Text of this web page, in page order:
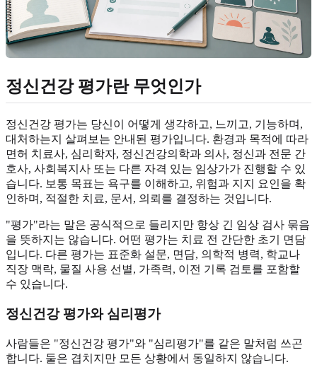
정신건강 평가란 무엇인가
정신건강 평가는 당신이 어떻게 생각하고, 느끼고, 기능하며,
대처하는지 살펴보는 안내된 평가입니다. 환경과 목적에 따라
면허 치료사, 심리학자, 정신건강의학과 의사, 정신과 전문 간
호사, 사회복지사 또는 다른 자격 있는 임상가가 진행할 수 있
습니다. 보통 목표는 욕구를 이해하고, 위험과 지지 요인을 확
인하며, 적절한 치료, 문서, 의뢰를 결정하는 것입니다.
"평가"라는 말은 공식적으로 들리지만 항상 긴 임상 검사 묶음
을 뜻하지는 않습니다. 어떤 평가는 치료 전 간단한 초기 면담
입니다. 다른 평가는 표준화 설문, 면담, 의학적 병력, 학교나
직장 맥락, 물질 사용 선별, 가족력, 이전 기록 검토를 포함할
수 있습니다.
정신건강 평가와 심리평가
사람들은 "정신건강 평가"와 "심리평가"를 같은 말처럼 쓰곤
합니다. 둘은 겹치지만 모든 상황에서 동일하지 않습니다.